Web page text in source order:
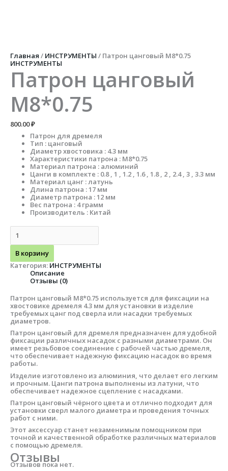
Главная / ИНСТРУМЕНТЫ / Патрон цанговый М8*0.75
ИНСТРУМЕНТЫ
Патрон цанговый
М8*0.75
800.00₽
Патрон для дремеля
Тип : цанговый
Диаметр хвостовика : 4.3 мм
Характеристики патрона : М8*0.75
Материал патрона : алюминий
Цанги в комплекте : 0.8 , 1 , 1.2 , 1.6 , 1.8 , 2 , 2.4 , 3 , 3.3 мм
Материал цанг : латунь
Длина патрона : 17 мм
Диаметр патрона : 12 мм
Вес патрона : 4 грамм
Производитель : Китай
цанговый
М8*0.75
В корзину
Категория: ИНСТРУМЕНТЫ
Описание
Отзывы (0)
Патрон цанговый М8*0.75 используется для фиксации на
хвостовике дремеля 4.3 мм для установки в изделие
требуемых цанг под сверла или насадки требуемых
диаметров.
Патрон цанговый для дремеля предназначен для удобной
фиксации различных насадок с разными диаметрами. Он
имеет резьбовое соединение с рабочей частью дремеля,
что обеспечивает надежную фиксацию насадок во время
работы.
Изделие изготовлено из алюминия, что делает его легким
и прочным. Цанги патрона выполнены из латуни, что
обеспечивает надежное сцепление с насадками.
Патрон цанговый чёрного цвета и отлично подходит для
установки сверл малого диаметра и проведения точных
работ с ними.
Этот аксессуар станет незаменимым помощником при
точной и качественной обработке различных материалов
с помощью дремеля.
Отзывы
Отзывов пока нет.